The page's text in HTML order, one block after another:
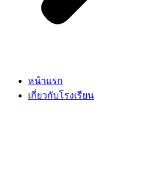
หน้าแรก
เกี่ยวกับโรงเรียน